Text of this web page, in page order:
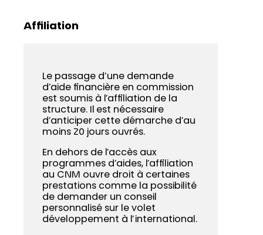
Affiliation
Le passage d’une demande
d’aide financière en commission
est soumis à l’affiliation de la
structure. Il est nécessaire
d’anticiper cette démarche d’au
moins 20 jours ouvrés.
En dehors de l’accès aux
programmes d’aides, l’affiliation
au CNM ouvre droit à certaines
prestations comme la possibilité
de demander un conseil
personnalisé sur le volet
développement à l’international.